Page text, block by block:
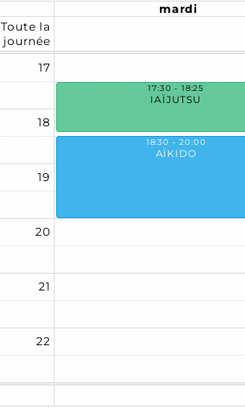
mardi
Toute la
journée
17
18
19
20
21
22
17:30 - 18:25
IAÏJUTSU
18:30 - 20:00
AÏKIDO